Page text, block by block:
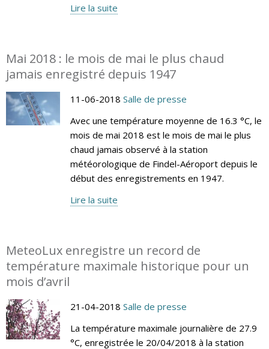
Lire la suite
Mai 2018 : le mois de mai le plus chaud
jamais enregistré depuis 1947
11-06-2018 Salle de presse
Avec une température moyenne de 16.3 °C, le
mois de mai 2018 est le mois de mai le plus
chaud jamais observé à la station
météorologique de Findel-Aéroport depuis le
début des enregistrements en 1947.
Lire la suite
MeteoLux enregistre un record de
température maximale historique pour un
mois d’avril
21-04-2018 Salle de presse
La température maximale journalière de 27.9
°C, enregistrée le 20/04/2018 à la station